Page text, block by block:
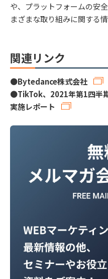
や、プラットフォームの安
まざまな取り組みに関する
関連リンク
●Bytedance株式会社
●TikTok、2021年第1四半
実施レポート